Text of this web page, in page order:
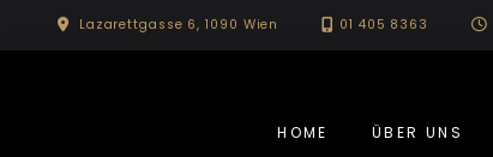
to
Lazarettgasse 6, 1090 Wien 01 405 8363
HOME ÜBER UNS